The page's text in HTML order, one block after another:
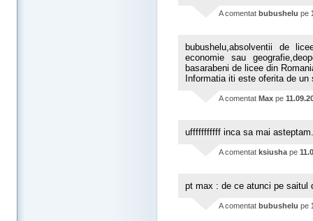
A comentat bubushelu pe
bubushelu,absolventii de
economie sau
basarabeni de licee din
Informatia iti este oferita de
A comentat Max pe
ufffffffffff inca sa mai
A comentat ksiusha pe
pt max : de ce atunci pe saitul
A comentat bubushelu pe